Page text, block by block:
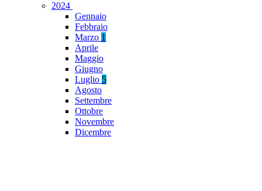
2024
Gennaio
Febbraio
Marzo 1
Aprile
Maggio
Giugno
Luglio 5
Agosto
Settembre
Ottobre
Novembre
Dicembre